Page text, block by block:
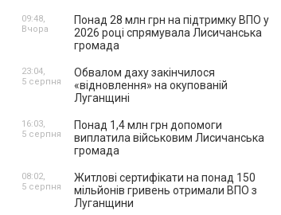
Понад 28 млн грн на підтримку ВПО у
2026 році спрямувала Лисичанська
громада
09:48,
Вчора
Обвалом даху закінчилося
«відновлення» на окупованій
Луганщині
23:04,
5 серпня
Понад 1,4 млн грн допомоги
виплатила військовим Лисичанська
громада
16:03,
5 серпня
Житлові сертифікати на понад 150
мільйонів гривень отримали ВПО з
Луганщини
08:02,
5 серпня